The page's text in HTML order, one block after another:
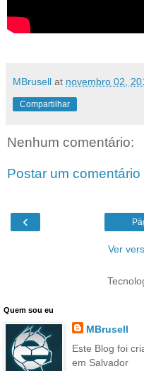
MBrusell at novembro 02,
Compartilhar
Nenhum comentário:
Postar um comentário
‹
Ver
Quem sou eu
MBrusell
Este Blog foi
em Salvador